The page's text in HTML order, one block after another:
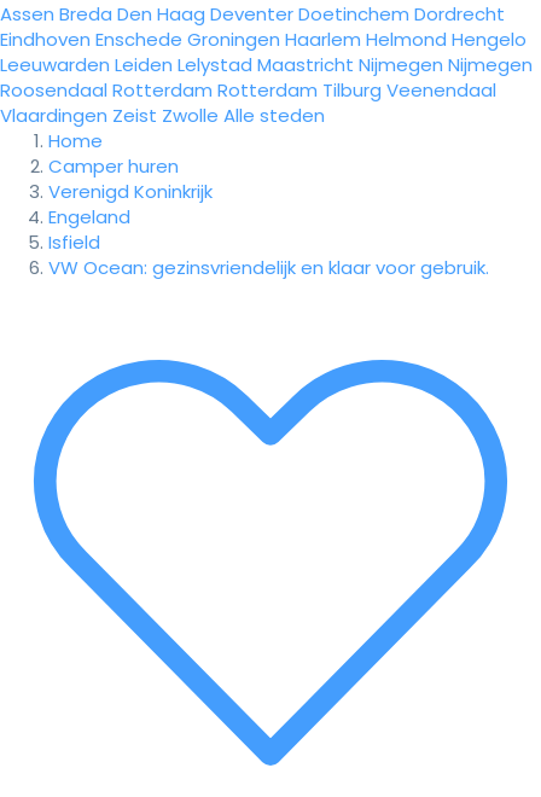
Assen Breda Den Haag DeventerDoetinchem Dordrecht
Eindhoven Enschede Groningen Haarlem Helmond Hengelo
Leeuwarden Leiden Lelystad Maastricht Nijmegen Nijmegen
Roosendaal Rotterdam Rotterdam Tilburg Veenendaal
Vlaardingen Zeist Zwolle Alle steden
Home
Camper huren
Verenigd Koninkrijk
Engeland
Isfield
VW Ocean: gezinsvriendelijk en klaar voor gebruik.